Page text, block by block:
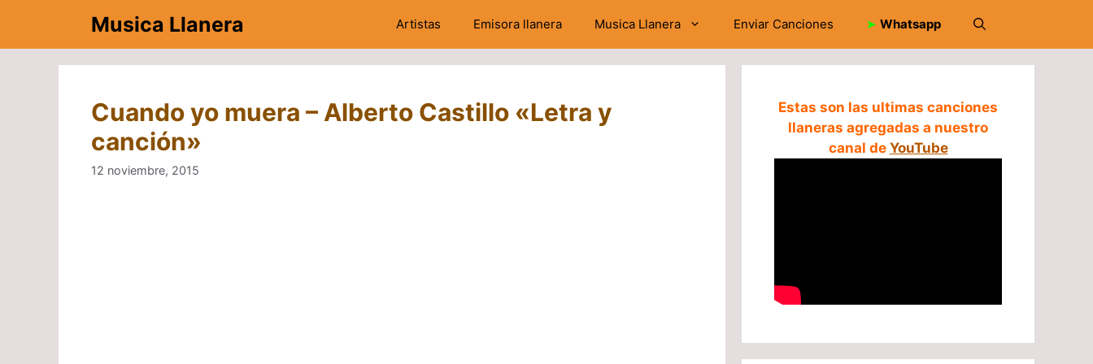
contenido
Musica Llanera Artistas Emisora llanera Musica Llanera Enviar Canciones ➤ Whatsapp
Cuando yo muera – Alberto Castillo «Letra y
canción»
12 noviembre, 2015
Estas son las ultimas canciones
llaneras agregadas a nuestro
canal de YouTube